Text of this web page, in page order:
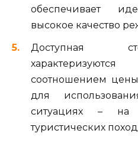
обеспечивает
высокое качество
Доступная
соотношением
для
ситуациях – на
туристических